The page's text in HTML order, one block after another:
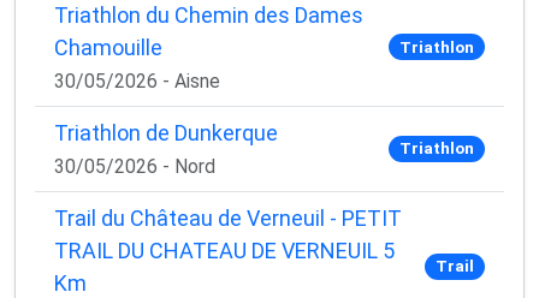
Triathlon du Chemin des Dames
Chamouille
30/05/2026 - Aisne
Triathlon
Triathlon de Dunkerque
30/05/2026 - Nord
Triathlon
Trail du Château de Verneuil - PETIT
TRAIL DU CHATEAU DE VERNEUIL 5
Km
Trail